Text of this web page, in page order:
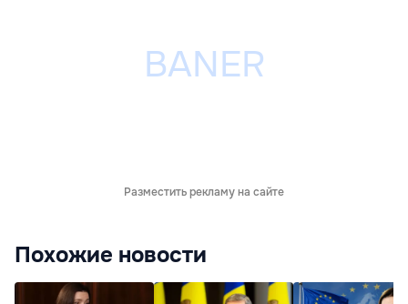
Разместить рекламу на сайте
Похожие новости